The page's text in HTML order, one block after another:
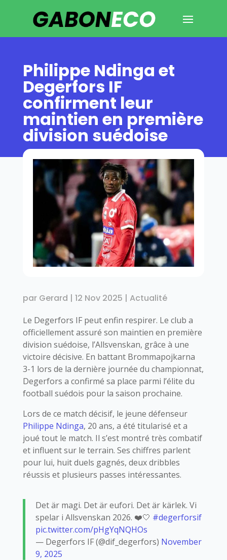
Philippe Ndinga et
Degerfors IF
confirment leur
maintien en première
division suédoise
par Gerard | 12 Nov 2025 | Actualité
Le Degerfors IF peut enfin respirer. Le club a
officiellement assuré son maintien en première
division suédoise, l’Allsvenskan, grâce à une
victoire décisive. En battant Brommapojkarna
3-1 lors de la dernière journée du championnat,
Degerfors a confirmé sa place parmi l’élite du
football suédois pour la saison prochaine.
Lors de ce match décisif, le jeune défenseur
Philippe Ndinga, 20 ans, a été titularisé et a
joué tout le match. Il s’est montré très combatif
et influent sur le terrain. Ses chiffres parlent
pour lui, huit duels gagnés, deux dribbles
réussis et plusieurs passes intéressantes.
Det är magi. Det är eufori. Det är kärlek. Vi
spelar i Allsvenskan 2026. ❤️🤍 #degerforsif
pic.twitter.com/pHgYqNQHOs
— Degerfors IF (@dif_degerfors) November
9, 2025